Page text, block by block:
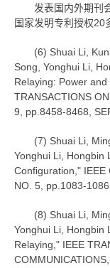
发表国内外期刊
国家发明专利授权20
(6) Shuai Li,
Song, Yonghui Li,
Relaying: Power
TRANSACTIONS
9, pp.8458-8468,
(7) Shuai Li,
Yonghui Li, Hongbin
Configuration," IEEE
NO. 5, pp.1083-
(8) Shuai Li,
Yonghui Li, Hongbin
Relaying," IEEE